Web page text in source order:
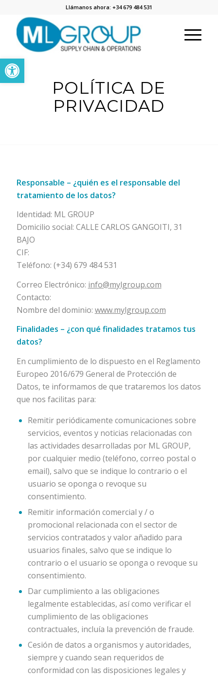
Abrir barra de herramientas
Llámanos ahora: +34 679 484 531
POLÍTICA DE
PRIVACIDAD
Responsable – ¿quién es el responsable del
tratamiento de los datos?
Identidad: ML GROUP
Domicilio social: CALLE CARLOS GANGOITI, 31
BAJO
CIF:
Teléfono: (+34) 679 484 531
Correo Electrónico: info@mylgroup.com
Contacto:
Nombre del dominio: www.mylgroup.com
Finalidades – ¿con qué finalidades tratamos tus
datos?
En cumplimiento de lo dispuesto en el Reglamento
Europeo 2016/679 General de Protección de
Datos, te informamos de que trataremos los datos
que nos facilitas para:
Remitir periódicamente comunicaciones sobre
servicios, eventos y noticias relacionadas con
las actividades desarrolladas por ML GROUP,
por cualquier medio (teléfono, correo postal o
email), salvo que se indique lo contrario o el
usuario se oponga o revoque su
consentimiento.
Remitir información comercial y / o
promocional relacionada con el sector de
servicios contratados y valor añadido para
usuarios finales, salvo que se indique lo
contrario o el usuario se oponga o revoque su
consentimiento.
Dar cumplimiento a las obligaciones
legalmente establecidas, así como verificar el
cumplimiento de las obligaciones
contractuales, incluía la prevención de fraude.
Cesión de datos a organismos y autoridades,
siempre y cuando sean requeridos de
conformidad con las disposiciones legales y